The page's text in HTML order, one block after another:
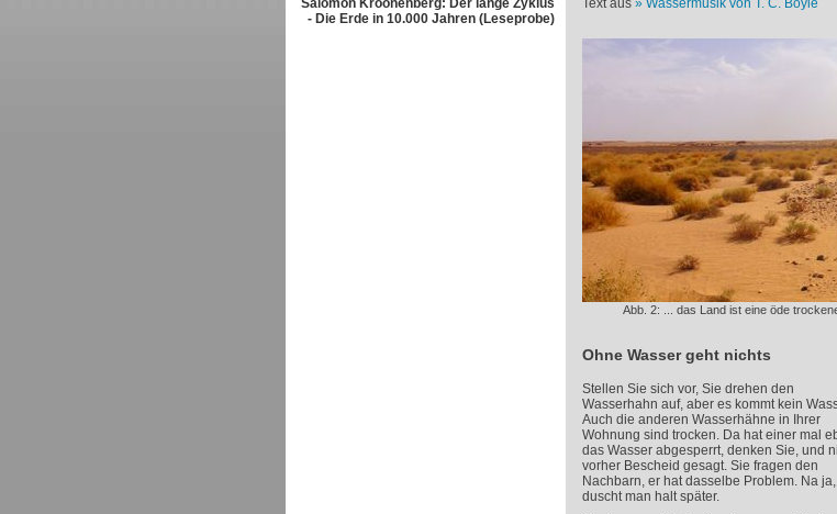
Salomon Kroonenberg: Der lange Zyklus
- Die Erde in 10.000 Jahren (Leseprobe)
Text aus
Wassermusik von T. C. Boyle
Abb. 2: ... das Land ist eine öde
Ohne Wasser geht nichts
Stellen Sie sich vor, Sie drehen den
Wasserhahn auf, aber es kommt kein
Auch die anderen Wasserhähne in Ihrer
Wohnung sind trocken. Da hat einer mal
das Wasser abgesperrt, denken Sie, und
vorher Bescheid gesagt. Sie fragen den
Nachbarn, er hat dasselbe Problem. Na ja,
duscht man halt später.